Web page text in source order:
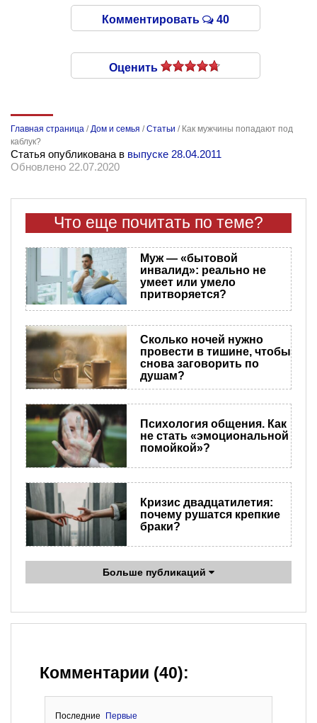
Комментировать 40
Оценить
Главная страница /Дом и семья /Статьи / Как мужчины попадают под
каблук?
Статья опубликована в выпуске 28.04.2011
Обновлено 22.07.2020
Что еще почитать по теме?
Муж — «бытовой
инвалид»: реально не
умеет или умело
притворяется?
Сколько ночей нужно
провести в тишине, чтобы
снова заговорить по
душам?
Психология общения. Как
не стать «эмоциональной
помойкой»?
Кризис двадцатилетия:
почему рушатся крепкие
браки?
Больше публикаций
Комментарии (40):
Последние
Первые